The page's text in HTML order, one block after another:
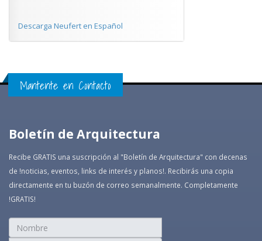
Descarga Neufert en Español
Mantente en Contacto
Boletín de Arquitectura
Recibe GRATIS una suscripción al "Boletín de Arquitectura" con decenas
de !noticias, eventos, links de interés y planos!. Recibirás una copia
directamente en tu buzón de correo semanalmente. Completamente
!GRATIS!